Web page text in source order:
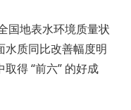
国地表水环境质量状
水质同比改善幅度明
得 “前六” 的好成